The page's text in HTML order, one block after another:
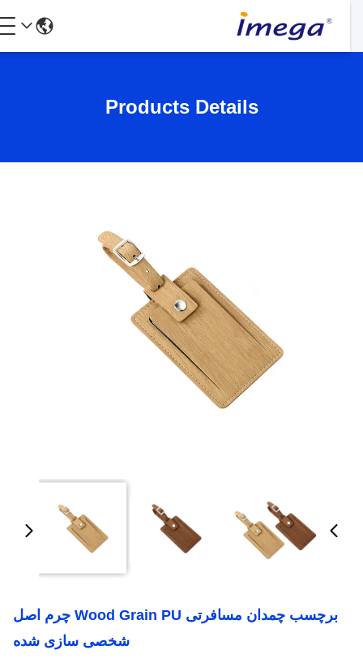
Products Details
برچسب چمدان مسافرتی Wood Grain PU چرم اصل
شخصی سازی شده